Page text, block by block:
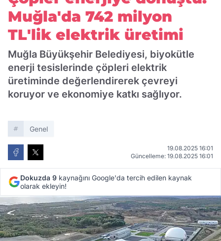
Muğla'da 742 milyon
TL'lik elektrik üretimi
Muğla Büyükşehir Belediyesi, biyokütle
enerji tesislerinde çöpleri elektrik
üretiminde değerlendirerek çevreyi
koruyor ve ekonomiye katkı sağlıyor.
Genel
19.08.2025 16:01
Güncelleme: 19.08.2025 16:01
Dokuzda 9 kaynağını Google'da tercih edilen kaynak
olarak ekleyin!